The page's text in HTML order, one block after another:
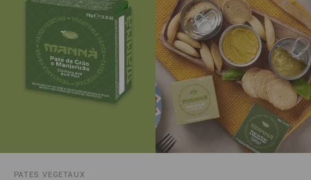
PATES VEGETAUX